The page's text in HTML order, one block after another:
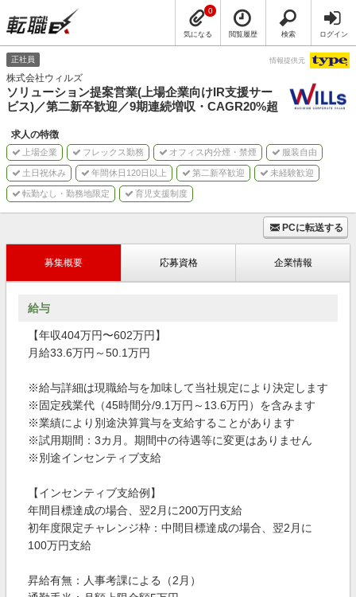
気になる
0
閲覧履歴 検索 ログイン
正社員 情報提供元
株式会社ウィルズ
ソリューション提案営業(上場企業向けIR支援サー
ビス)／第二新卒歓迎／9期連続増収・CAGR20%超
求人の特徴
上場企業 フレックス勤務 オフィス内分煙・禁煙 服装自由
土日祝休み 年間休日120日以上 第二新卒歓迎 未経験歓迎
転勤なし・勤務地限定 育児支援制度
PCに転送する
募集概要 応募資格 企業情報
給与
【年収404万円〜602万円】
月給33.6万円～50.1万円
※給与詳細は現職給与を加味して当社規定により決定します
※固定残業代（45時間分/9.1万円～13.6万円）を含みます
※業績により別途決算賞与を支給することがあります
※試用期間：3カ月。期間中の待遇等に変更はありません
※別途インセンティブ支給
【インセンティブ支給例】
年間目標達成の場合、翌2月に200万円支給
初年度限定チャレンジ枠：中間目標達成の場合、翌2月に
100万円支給
昇給有無：人事考課による（2月）